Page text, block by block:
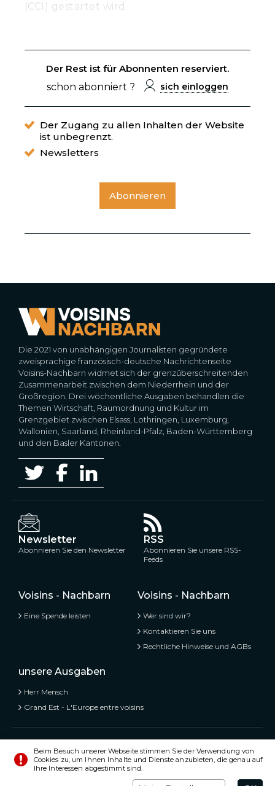
(CCI) gestartet wird.
Der Rest ist für Abonnenten reserviert.
schon abonniert ?
sich einloggen
Der Zugang zu allen Inhalten der Website
ist unbegrenzt.
Newsletters
Abonnieren
Die 2021 von unabhängigen Journalisten gegründete
zweisprachige französisch-deutsche Nachrichtenseite
Voisins-Nachbarn widmet sich der grenzüberschreitenden
Zusammenarbeit zwischen dem Niederrhein und der
Großregion. Drei wöchentliche Ausgaben behandlen die
Themen Wirtschaft, Raumordnung und Kultur im
Grenzgebiet zwischen Elsass, Lothringen, Luxemburg,
Wallonien, Saarland, Rheinland-Pfalz, Baden-Württemberg
und den Basler Kantonen.
Newsletter
Abonnieren Sie den Newsletter
RSS
Abonnieren Sie unsere RSS-
Feeds
Voisins - Nachbarn
Eine Spende leisten
Voisins - Nachbarn
Wer sind wir?
Kontaktieren Sie uns
Rechtliche Hinweise und AGBs
unsere Ausgaben
Herr Mensch
Grand Est - L'Europe entre voisins
Voisins - Nachbarn, Kostenlose und geteilte Informationen
© Alle Rechte vorbehalten 2020 - 2026
Beim Besuch unserer Webseite stimmen Sie der Verwendung von
Cookies zu, um Ihnen Inhalte und Dienste anzubieten, die genau auf
Ihre Interessen abgestimmt sind.